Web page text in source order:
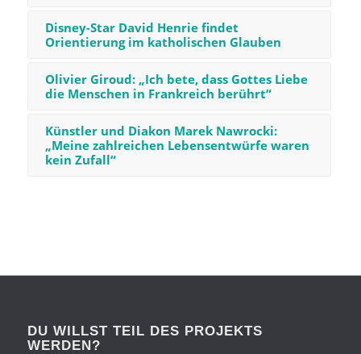
Disney-Star David Henrie findet
Orientierung im katholischen Glauben
Olivier Giroud: „Ich bete, dass Gottes Liebe
die Menschen in Frankreich berührt“
Künstler und Diakon Marek Nawrocki:
„Meine zahlreichen Lebensentwürfe waren
kein Zufall“
DU WILLST TEIL DES PROJEKTS
WERDEN?